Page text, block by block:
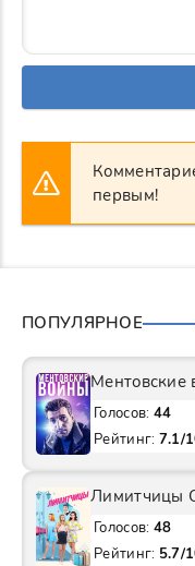
первым!
ПОПУЛЯРНОЕ
Голосов: 44
Рейтинг: 7.1/
Лимитчицы
Голосов: 48
Рейтинг: 5.7/